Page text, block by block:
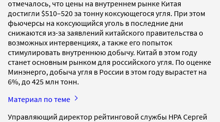
отмечалось, что цены на внутреннем рынке Китая
достигли $510–520 за тонну коксующегося угля. При этом
фьючерсы на коксующийся уголь в последние дни
снижаются из-за заявлений китайского правительства о
возможных интервенциях, а также его попыток
стимулировать внутреннюю добычу. Китай в этом году
станет основным рынком для российского угля. По оценке
Минэнерго, добыча угля в России в этом году вырастет на
6%, до 425 млн тонн.
Материал по теме
Управляющий директор рейтинговой службы НРА Сергей